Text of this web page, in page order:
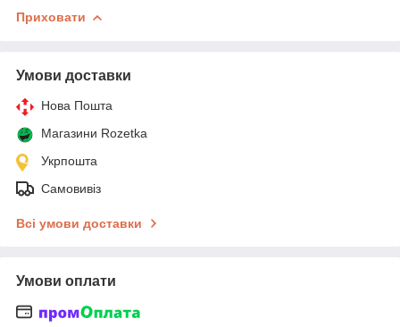
Приховати
Умови доставки
Нова Пошта
Магазини Rozetka
Укрпошта
Самовивіз
Всі умови доставки
Умови оплати